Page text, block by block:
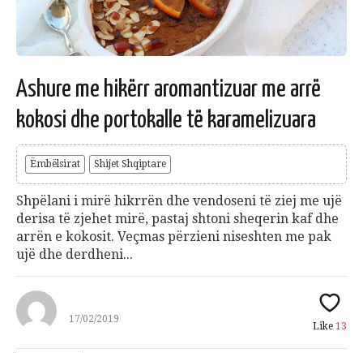
Ashure me hikërr aromantizuar me arrë
kokosi dhe portokalle të karamelizuara
Ëmbëlsirat Shijet Shqiptare
Shpëlani i mirë hikrrën dhe vendoseni të ziej me ujë
derisa të zjehet mirë, pastaj shtoni sheqerin kaf dhe
arrën e kokosit. Veçmas përzieni niseshten me pak
ujë dhe derdheni...
17/02/2019
Like 13